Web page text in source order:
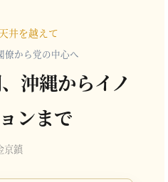
井を越えて
から党の中心へ
沖縄からイノ
ンまで
京鎮